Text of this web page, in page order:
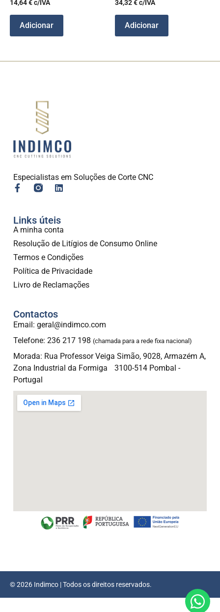
14,64€c/IVA
Adicionar
34,32€c/IVA
Adicionar
Especialistas em Soluções de Corte CNC
Links úteis
A minha conta
Resolução de Litígios de Consumo Online
Termos e Condições
Política de Privacidade
Livro de Reclamações
Contactos
Email: geral@indimco.com
Telefone: 236 217 198 (chamada para a rede fixa nacional)
Morada: Rua Professor Veiga Simão, 9028, Armazém A,
Zona Industrial da Formiga 3100-514 Pombal -
Portugal
© 2026 Indimco | Todos os direitos reservados.